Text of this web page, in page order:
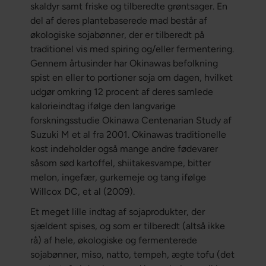
skaldyr samt friske og tilberedte grøntsager. En
del af deres plantebaserede mad består af
økologiske sojabønner, der er tilberedt på
traditionel vis med spiring og/eller fermentering.
Gennem årtusinder har Okinawas befolkning
spist en eller to portioner soja om dagen, hvilket
udgør omkring 12 procent af deres samlede
kalorieindtag ifølge den langvarige
forskningsstudie Okinawa Centenarian Study af
Suzuki M et al fra 2001. Okinawas traditionelle
kost indeholder også mange andre fødevarer
såsom sød kartoffel, shiitakesvampe, bitter
melon, ingefær, gurkemeje og tang ifølge
Willcox DC, et al (2009).
Et meget lille indtag af sojaprodukter, der
sjældent spises, og som er tilberedt (altså ikke
rå) af hele, økologiske og fermenterede
sojabønner, miso, natto, tempeh, ægte tofu (det